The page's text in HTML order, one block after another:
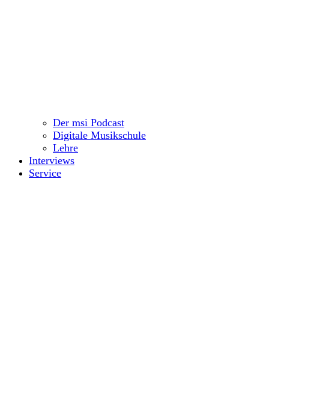
Der msi Podcast
Digitale Musikschule
Lehre
Interviews
Service